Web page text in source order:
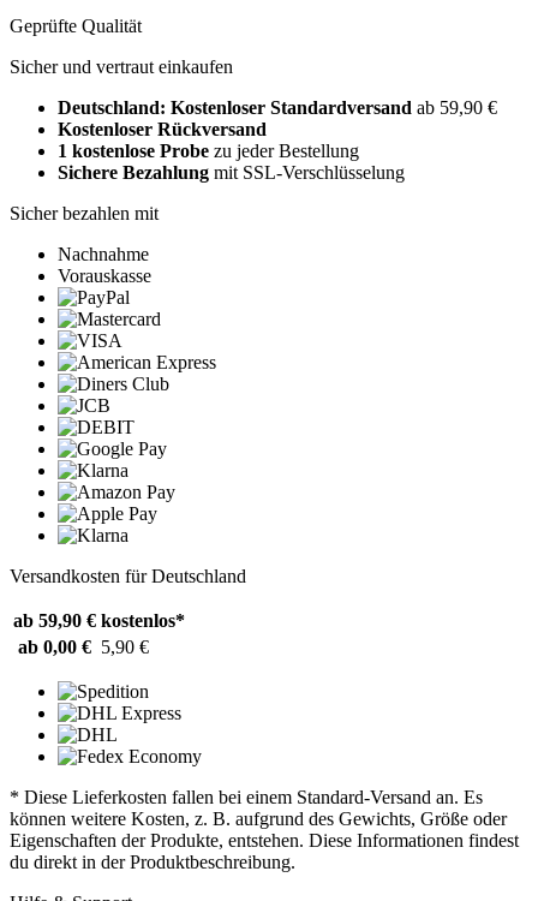
Geprüfte Qualität
Sicher und vertraut einkaufen
Deutschland: Kostenloser Standardversand ab 59,90 €
Kostenloser Rückversand
1 kostenlose Probe zu jeder Bestellung
Sichere Bezahlung mit SSL-Verschlüsselung
Sicher bezahlen mit
Nachnahme
Vorauskasse
Versandkosten für Deutschland
ab 59,90 € kostenlos*
ab 0,00 € 5,90 €
* Diese Lieferkosten fallen bei einem Standard-Versand an. Es
können weitere Kosten, z. B. aufgrund des Gewichts, Größe oder
Eigenschaften der Produkte, entstehen. Diese Informationen findest
du direkt in der Produktbeschreibung.